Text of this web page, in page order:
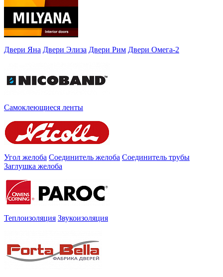
Двери Яна Двери Элиза Двери Рим Двери Омега-2
Самоклеющиеся ленты
Угол желоба Соединитель желоба Соединитель трубы
Заглушка желоба
Теплоизоляция Звукоизоляция